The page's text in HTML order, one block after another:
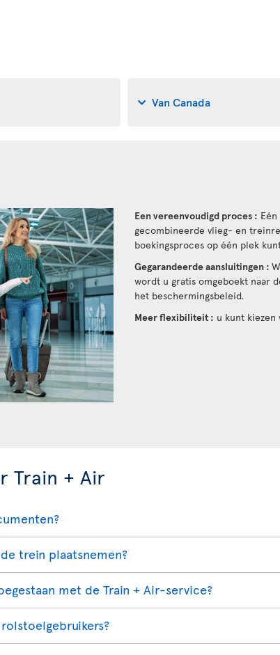
Van Canada
Een vereenvoudigd proces :
gecombineerde vlieg- en
boekingsproces op één plek
Gegarandeerde aansluitingen :
wordt u gratis omgeboekt naar
het beschermingsbeleid.
Meer flexibiliteit : u kunt kiezen
Train + Air
trein plaatsnemen?
met de Train + Air-service?